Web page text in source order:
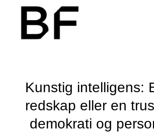
Kunstig intelligens:
redskap eller en
demokrati og